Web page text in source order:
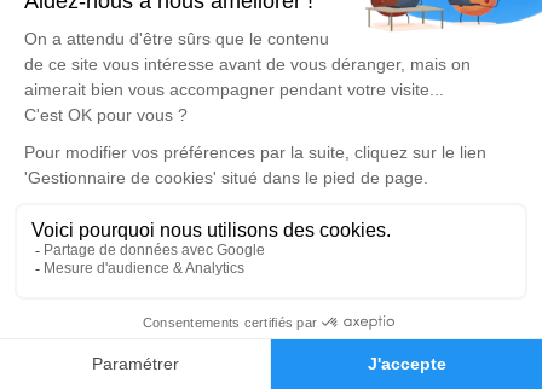
Faire-part Hommages
d'expression dédié à honorer la mémoire de Jean-
Pierre DUFAURE.
Un service de plantation d’arbre hommage est
disponible ici.
Je rends hommage
Cérémonie religieuse
Église Saint Laurent de Saint-Laurent-Médoc
33112 Saint-Laurent-Médoc